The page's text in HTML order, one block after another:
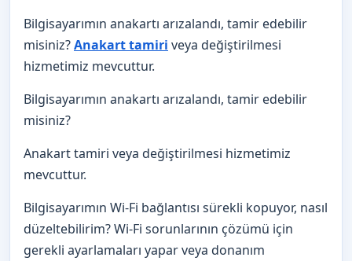
Bilgisayarımın anakartı arızalandı, tamir edebilir
misiniz?Anakart tamiri veya değiştirilmesi
hizmetimiz mevcuttur.
Bilgisayarımın anakartı arızalandı, tamir edebilir
misiniz?
Anakart tamiri veya değiştirilmesi hizmetimiz
mevcuttur.
Bilgisayarımın Wi-Fi bağlantısı sürekli kopuyor, nasıl
düzeltebilirim? Wi-Fi sorunlarının çözümü için
gerekli ayarlamaları yapar veya donanım